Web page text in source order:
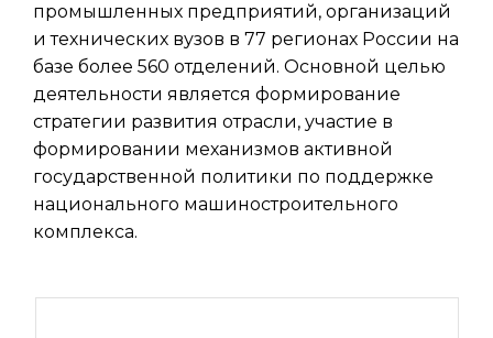
промышленных предприятий, организаций
и технических вузов в 77 регионах России на
базе более 560 отделений. Основной целью
деятельности является формирование
стратегии развития отрасли, участие в
формировании механизмов активной
государственной политики по поддержке
национального машиностроительного
комплекса.